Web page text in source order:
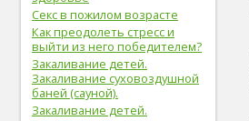
овощи (11)
мужская половая система (10)
психолог (10)
психотерапевт (10)
стоматолог (9)
психотерапия (9)
Секс в пожилом возрасте
Как преодолеть стресс и
выйти из него победителем?
Закаливание детей.
Закаливание суховоздушной
баней (сауной).
Закаливание детей.